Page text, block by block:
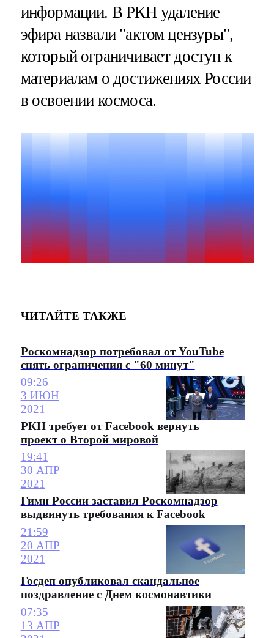
информации. В РКН удаление
эфира назвали "актом цензуры",
который ограничивает доступ к
материалам о достижениях России
в освоении космоса.
ЧИТАЙТЕ ТАКЖЕ
Роскомнадзор потребовал от YouTube
снять ограничения с "60 минут"
09:26
3 ИЮН
2021
РКН требует от Facebook вернуть
проект о Второй мировой
19:41
30 АПР
2021
Гимн России заставил Роскомнадзор
выдвинуть требования к Facebook
21:59
20 АПР
2021
Госдеп опубликовал скандальное
поздравление с Днем космонавтики
07:35
13 АПР